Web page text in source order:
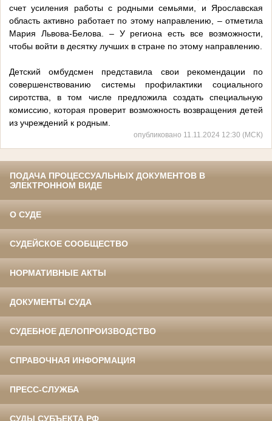
счет усиления работы с родными семьями, и Ярославская
область активно работает по этому направлению, – отметила
Мария Львова-Белова. – У региона есть все возможности,
чтобы войти в десятку лучших в стране по этому направлению.
Детский омбудсмен представила свои рекомендации по
совершенствованию системы профилактики социального
сиротства, в том числе предложила создать специальную
комиссию, которая проверит возможность возвращения детей
из учреждений к родным.
опубликовано 11.11.2024 12:30 (МСК)
ПОДАЧА ПРОЦЕССУАЛЬНЫХ ДОКУМЕНТОВ В
ЭЛЕКТРОННОМ ВИДЕ
О СУДЕ
СУДЕЙСКОЕ СООБЩЕСТВО
НОРМАТИВНЫЕ АКТЫ
ДОКУМЕНТЫ СУДА
СУДЕБНОЕ ДЕЛОПРОИЗВОДСТВО
СПРАВОЧНАЯ ИНФОРМАЦИЯ
ПРЕСС-СЛУЖБА
СУДЫ СУБЪЕКТА РФ